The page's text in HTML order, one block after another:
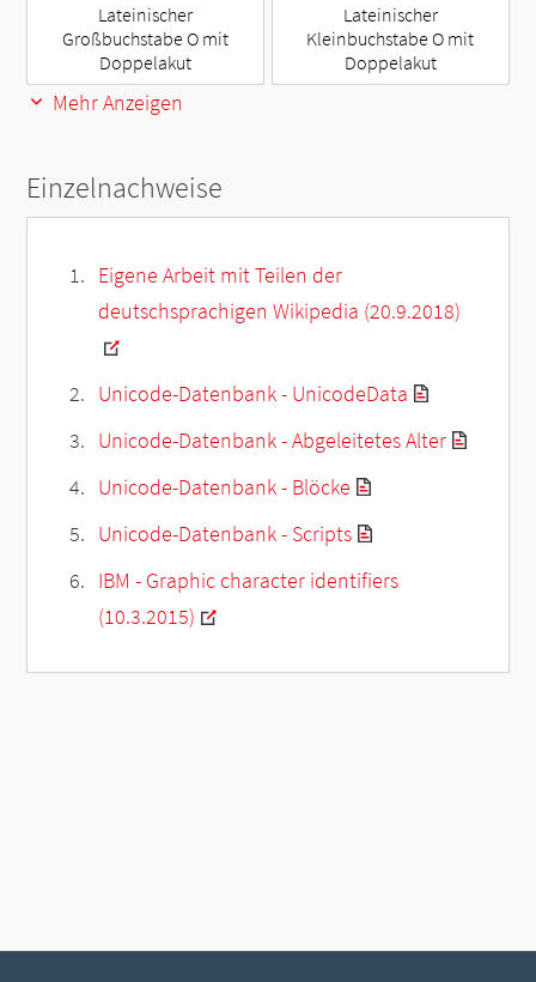
Lateinischer
Großbuchstabe O mit
Doppelakut
Lateinischer
Kleinbuchstabe O mit
Doppelakut
Mehr Anzeigen
Einzelnachweise
Eigene Arbeit mit Teilen der
deutschsprachigen Wikipedia (20.9.2018)
Unicode-Datenbank - UnicodeData
Unicode-Datenbank - Abgeleitetes Alter
Unicode-Datenbank - Blöcke
Unicode-Datenbank - Scripts
IBM - Graphic character identifiers
(10.3.2015)